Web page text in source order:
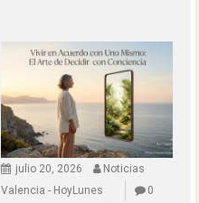
julio 20, 2026
Noticias
Valencia - HoyLunes
0